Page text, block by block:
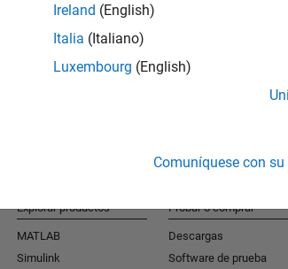
Ireland (English)
Italia (Italiano)
Luxembourg (English)
Comuníquese con
Explorar productos
MATLAB
Simulink
Probar o comprar
Descargas
Software de prueba